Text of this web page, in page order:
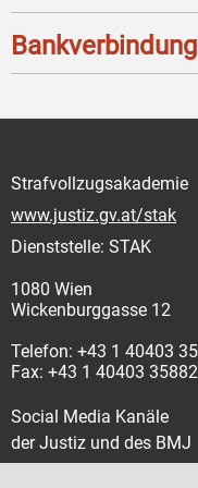
Bankverbindung
Strafvollzugsakademie
www.justiz.gv.at/stak
Dienststelle: STAK
1080 Wien
Wickenburggasse 12
Telefon: +43 1 40403
Fax: +43 1 40403
Social Media Kanäle
der Justiz und des BMJ